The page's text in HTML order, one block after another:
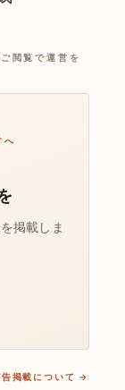
閲覧で運営を
へ
掲載しま
告掲載について →